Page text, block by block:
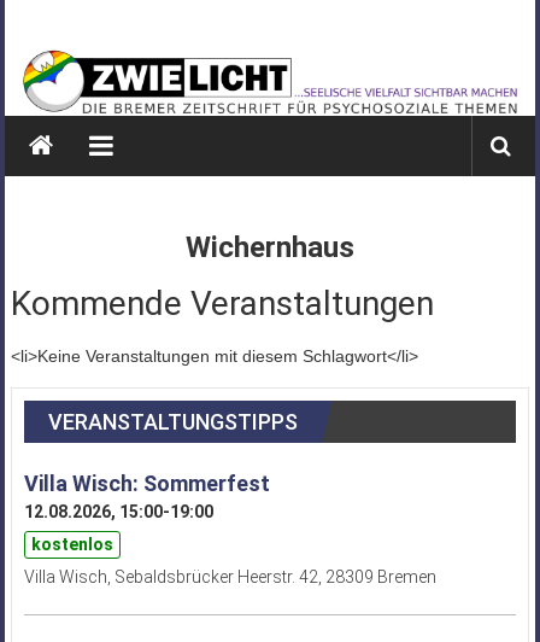
springen
ZWIELICHT
BREMEN
DIE
Wichernhaus
Kommende Veranstaltungen
<li>Keine Veranstaltungen mit diesem Schlagwort</li>
VERANSTALTUNGSTIPPS
Villa Wisch: Sommerfest
12.08.2026, 15:00-19:00
kostenlos
Villa Wisch, Sebaldsbrücker Heerstr. 42, 28309 Bremen